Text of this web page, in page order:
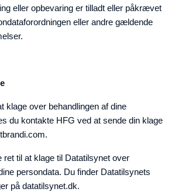
eller opbevaring er tilladt eller påkrævet
eller andre gældende
klage over behandlingen af dine
du kontakte HFG ved at sende din klage
ret til at klage til Datatilsynet over
persondata. Du finder Datatilsynets
på datatilsynet.dk.